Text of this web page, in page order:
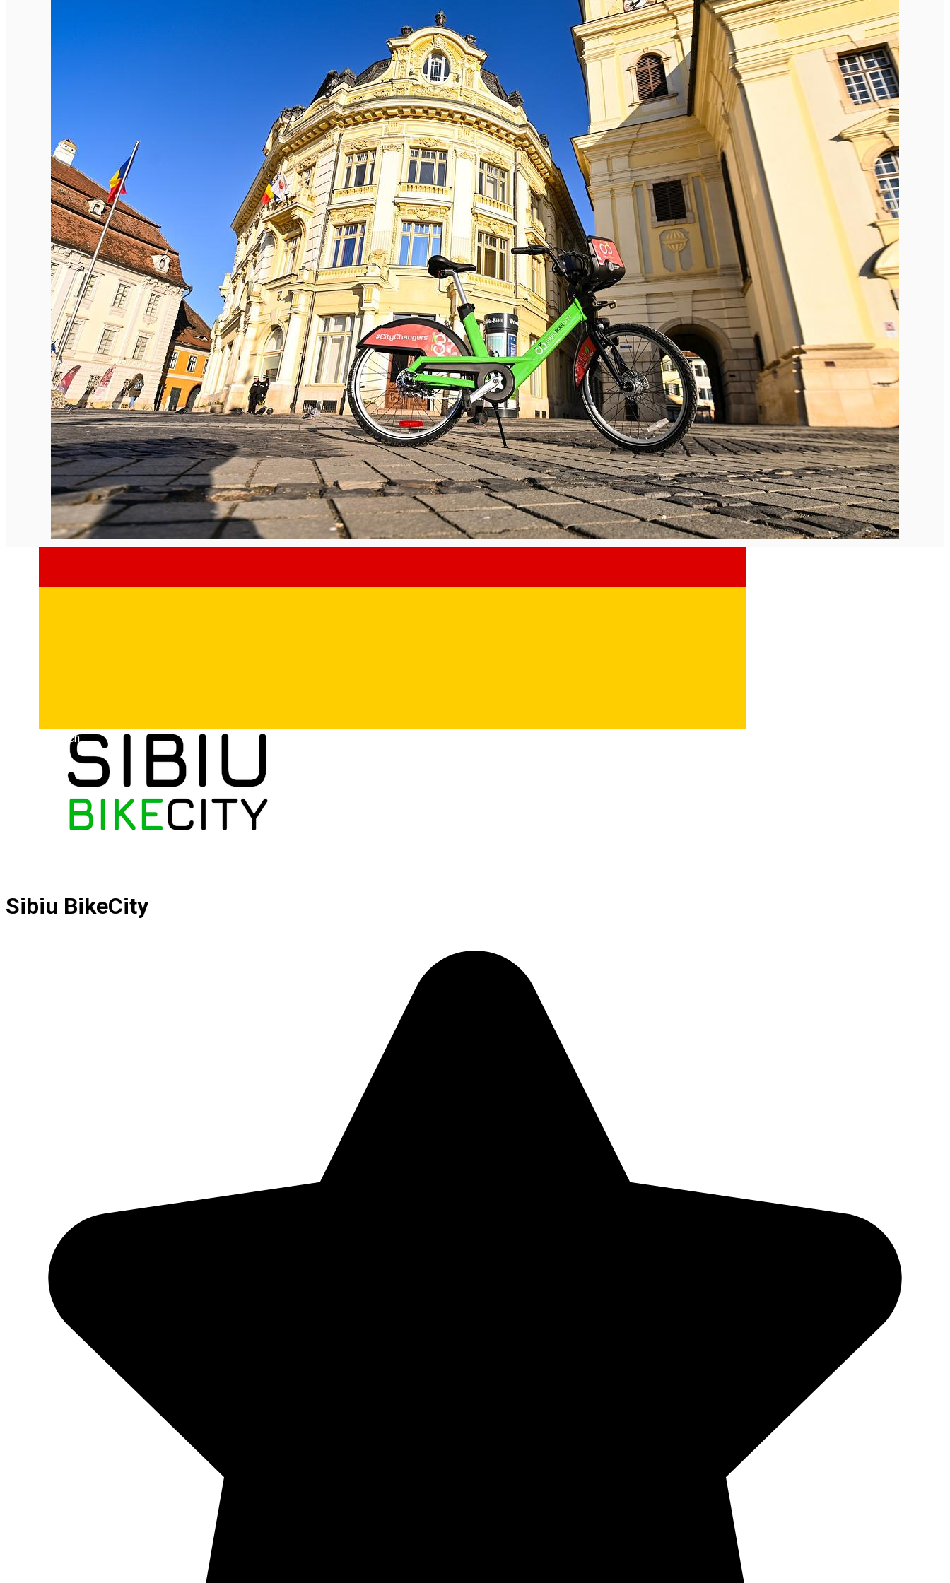
English
Deutsch
Sibiu BikeCity